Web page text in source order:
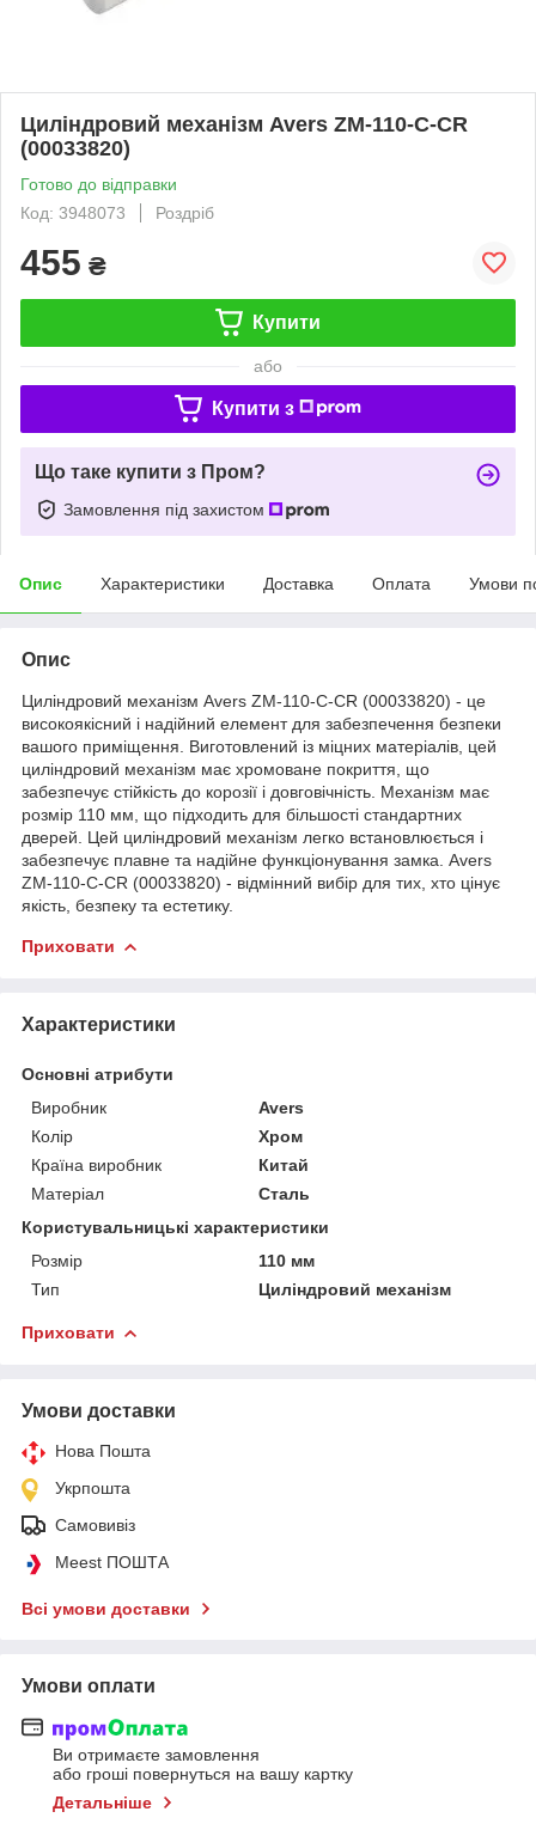
Циліндровий механізм Avers ZM-110-C-CR
(00033820)
Готово до відправки
Код: 3948073
Роздріб
455 ₴
Купити
або
Купити з
Що таке купити з Пром?
Замовлення під захистом
Опис Характеристики Доставка Оплата Умови
Опис
Циліндровий механізм Avers ZM-110-C-CR (00033820) - це
високоякісний і надійний елемент для забезпечення безпеки
вашого приміщення. Виготовлений із міцних матеріалів, цей
циліндровий механізм має хромоване покриття, що
забезпечує стійкість до корозії і довговічність. Механізм має
розмір 110 мм, що підходить для більшості стандартних
дверей. Цей циліндровий механізм легко встановлюється і
забезпечує плавне та надійне функціонування замка. Avers
ZM-110-C-CR (00033820) - відмінний вибір для тих, хто цінує
якість, безпеку та естетику.
Приховати
Характеристики
Основні атрибути
Виробник
Avers
Колір
Хром
Країна виробник
Китай
Матеріал
Сталь
Користувальницькі характеристики
Розмір
110 мм
Тип
Цилiндровий механiзм
Приховати
Умови доставки
Нова Пошта
Укрпошта
Самовивіз
Meest ПОШТА
Всі умови доставки
Умови оплати
Ви отримаєте замовлення
або гроші повернуться на вашу картку
Детальніше